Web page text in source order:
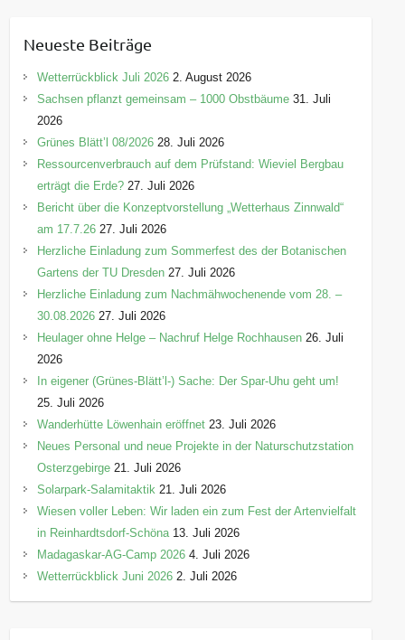
g
o
r
e
n
Neueste Beiträge
Wetterrückblick Juli 2026 2. August 2026
Sachsen pflanzt gemeinsam – 1000 Obstbäume 31. Juli
2026
Grünes Blätt’l 08/2026 28. Juli 2026
Ressourcenverbrauch auf dem Prüfstand: Wieviel Bergbau
erträgt die Erde? 27. Juli 2026
Bericht über die Konzeptvorstellung „Wetterhaus Zinnwald“
am 17.7.26 27. Juli 2026
Herzliche Einladung zum Sommerfest des der Botanischen
Gartens der TU Dresden 27. Juli 2026
Herzliche Einladung zum Nachmähwochenende vom 28. –
30.08.2026 27. Juli 2026
Heulager ohne Helge – Nachruf Helge Rochhausen 26. Juli
2026
In eigener (Grünes-Blätt’l-) Sache: Der Spar-Uhu geht um!
25. Juli 2026
Wanderhütte Löwenhain eröffnet 23. Juli 2026
Neues Personal und neue Projekte in der Naturschutzstation
Osterzgebirge 21. Juli 2026
Solarpark-Salamitaktik 21. Juli 2026
Wiesen voller Leben: Wir laden ein zum Fest der Artenvielfalt
in Reinhardtsdorf-Schöna 13. Juli 2026
Madagaskar-AG-Camp 2026 4. Juli 2026
Wetterrückblick Juni 2026 2. Juli 2026